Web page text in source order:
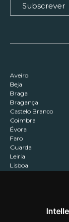
Subscrever
Aveiro
Beja
Braga
Bragança
Castelo Branco
Coimbra
Évora
Faro
Guarda
Leiria
Lisboa